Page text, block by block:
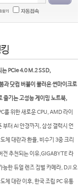
는 PCIe 4.0 M.2 SSD,
과 닷컴 버블이 불러온 썬마이크로
즐기는 고성능 게이밍 노트북,
를 위한 새로운 CPU, AMD 라이
부터 AI 안경까지, 삼성 갤럭시 언
체 대란과 환율, 비수기 3중 크리
전 추천되는 이유,GIGABYTE 라
능한 듀얼 렌즈 짐벌 카메라, DJI 오
체 대란 이후, 한국 조립 PC 유통